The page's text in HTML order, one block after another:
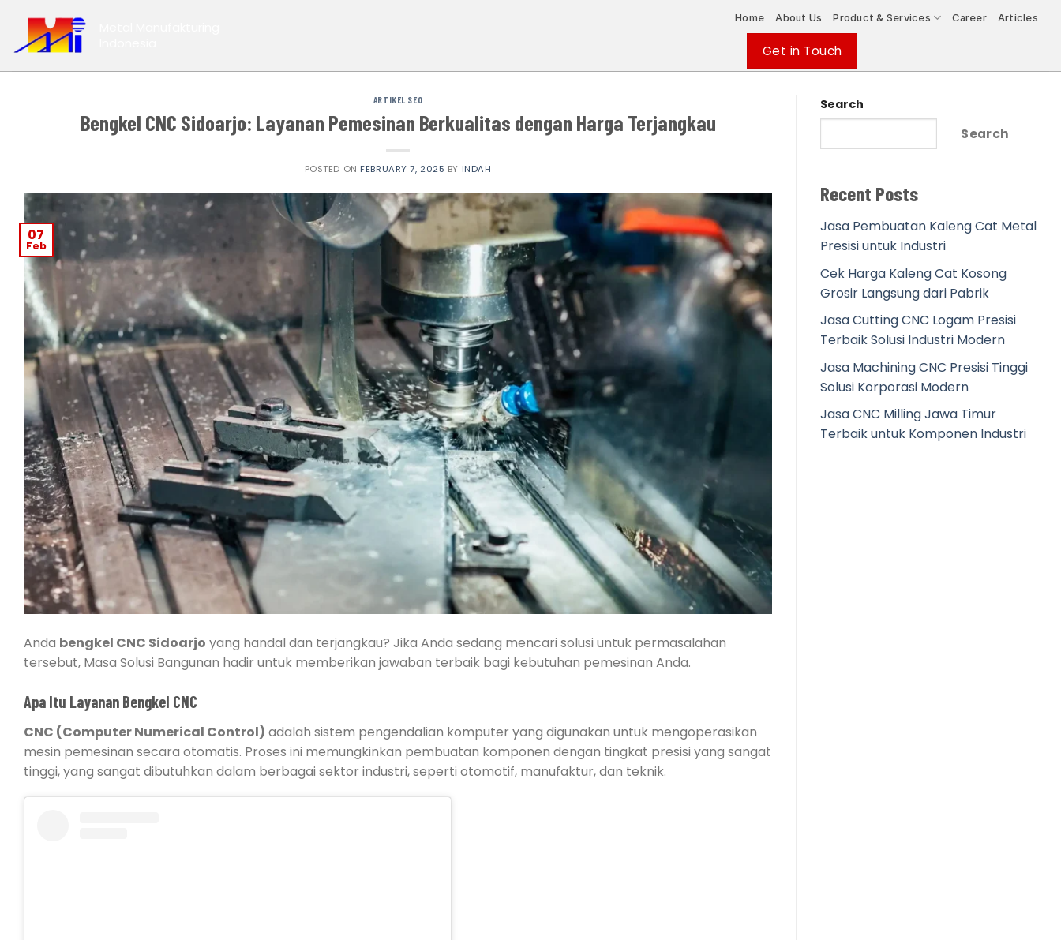
content
Home About Us Product & Services Career Articles
Get in Touch
ARTIKEL SEO
Bengkel CNC Sidoarjo: Layanan Pemesinan Berkualitas dengan Harga Terjangkau
POSTED ON FEBRUARY 7, 2025 BY INDAH
07
Feb
Anda bengkel CNC Sidoarjo yang handal dan terjangkau? Jika Anda sedang mencari solusi untuk permasalahan
tersebut, Masa Solusi Bangunan hadir untuk memberikan jawaban terbaik bagi kebutuhan pemesinan Anda.
Apa Itu Layanan Bengkel CNC
CNC (Computer Numerical Control) adalah sistem pengendalian komputer yang digunakan untuk mengoperasikan
mesin pemesinan secara otomatis. Proses ini memungkinkan pembuatan komponen dengan tingkat presisi yang sangat
tinggi, yang sangat dibutuhkan dalam berbagai sektor industri, seperti otomotif, manufaktur, dan teknik.
Search
Search
Recent Posts
Jasa Pembuatan Kaleng Cat Metal
Presisi untuk Industri
Cek Harga Kaleng Cat Kosong
Grosir Langsung dari Pabrik
Jasa Cutting CNC Logam Presisi
Terbaik Solusi Industri Modern
Jasa Machining CNC Presisi Tinggi
Solusi Korporasi Modern
Jasa CNC Milling Jawa Timur
Terbaik untuk Komponen Industri